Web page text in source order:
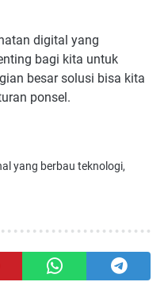
digital yang
bagi kita untuk
besar solusi bisa kita
ponsel.
yang berbau teknologi,